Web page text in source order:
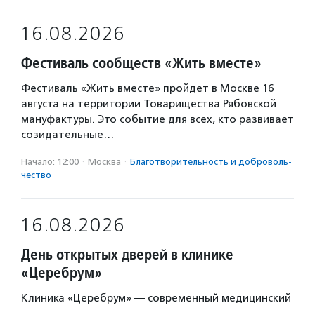
16.08.2026
Фестиваль сообществ «Жить вместе»
Фестиваль «Жить вместе» пройдет в Москве 16
августа на территории Товарищества Рябовской
мануфактуры. Это событие для всех, кто развивает
созидательные…
Начало: 12:00 · Москва · Благотвори­тель­ность и доброволь­
чест­во
16.08.2026
День открытых дверей в клинике
«Церебрум»
Клиника «Церебрум» — современный медицинский